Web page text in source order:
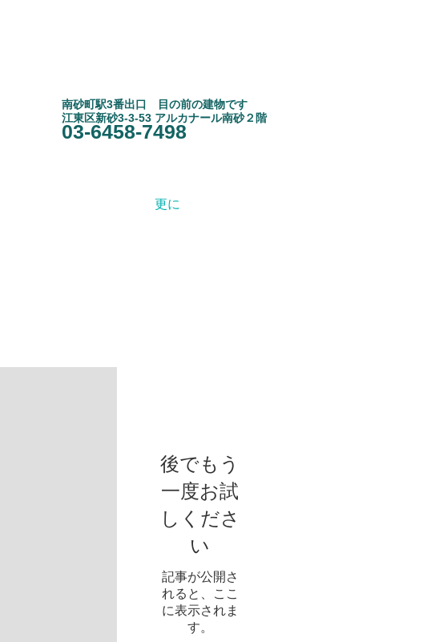
南砂町駅3​番出口 目の前の建物です
江東区新砂3-3-53 アルカナール南砂２階
03-6458-7498
更に
後でもう
一度お試
しくださ
い
記事が公開さ
れると、ここ
に表示されま
す。